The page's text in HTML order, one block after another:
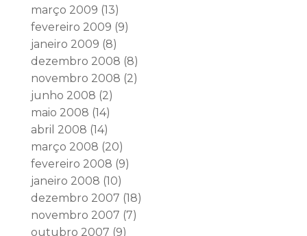
março 2009 (13)
fevereiro 2009 (9)
janeiro 2009 (8)
dezembro 2008 (8)
novembro 2008 (2)
junho 2008 (2)
maio 2008 (14)
abril 2008 (14)
março 2008 (20)
fevereiro 2008 (9)
janeiro 2008 (10)
dezembro 2007 (18)
novembro 2007 (7)
outubro 2007 (9)